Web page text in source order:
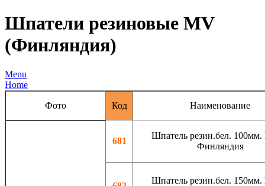
Шпатели резиновые MV
(Финляндия)
Menu
Home
Фото Код Наименование
681
Шпатель резин.бел.
Финляндия
Шпатель резин.бел.